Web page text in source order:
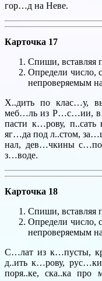
гор…д на Неве.
Карточка 17
Спиши, вставляя
Определи число,
непроверяемым
Х..дить по клас…у,
меб…ль из Р…с…ии,
пасти к…рову,
яг…да под л..стом,
нал, дев…чкины
з…воде.
Карточка 18
Спиши, вставляя
Определи число,
непроверяемым
С…лат из к…пусты,
д..ить к…рову,
поря..ке, ска..ка